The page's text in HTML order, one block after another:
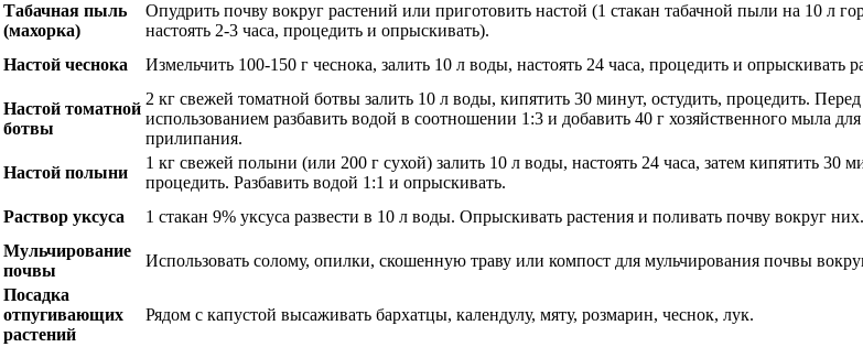
Табачная пыль
(махорка)
Опудрить почву вокруг растений или приготовить настой (1 стакан табачной пыли на 10 л
настоять 2-3 часа, процедить и опрыскивать).
Настой чеснока
Измельчить 100-150 г чеснока, залить 10 л воды, настоять 24 часа, процедить и опрыскивать
Настой томатной
ботвы
2 кг свежей томатной ботвы залить 10 л воды, кипятить 30 минут, остудить, процедить. Перед
использованием разбавить водой в соотношении 1:3 и добавить 40 г хозяйственного мыла
прилипания.
Настой полыни
1 кг свежей полыни (или 200 г сухой) залить 10 л воды, настоять 24 часа, затем кипятить 30
процедить. Разбавить водой 1:1 и опрыскивать.
Раствор уксуса
1 стакан 9% уксуса развести в 10 л воды. Опрыскивать растения и поливать почву вокруг них.
Мульчирование
почвы
Использовать солому, опилки, скошенную траву или компост для мульчирования почвы
Посадка
отпугивающих
растений
Рядом с капустой высаживать бархатцы, календулу, мяту, розмарин, чеснок, лук.